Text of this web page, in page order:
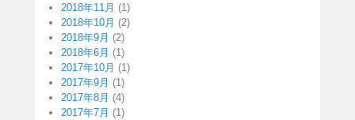
2018年11月 (1)
2018年10月 (2)
2018年9月 (2)
2018年6月 (1)
2017年10月 (1)
2017年9月 (1)
2017年8月 (4)
2017年7月 (1)